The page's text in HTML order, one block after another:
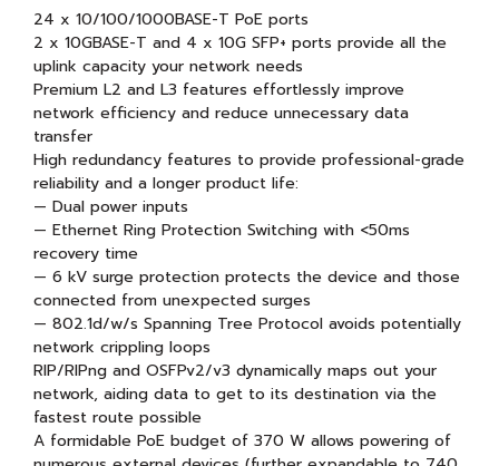
24 x 10/100/1000BASE-T PoE ports
2 x 10GBASE-T and 4 x 10G SFP+ ports provide all the
uplink capacity your network needs
Premium L2 and L3 features effortlessly improve
network efficiency and reduce unnecessary data
transfer
High redundancy features to provide professional-grade
reliability and a longer product life:
— Dual power inputs
— Ethernet Ring Protection Switching with <50ms
recovery time
— 6 kV surge protection protects the device and those
connected from unexpected surges
— 802.1d/w/s Spanning Tree Protocol avoids potentially
network crippling loops
RIP/RIPng and OSFPv2/v3 dynamically maps out your
network, aiding data to get to its destination via the
fastest route possible
A formidable PoE budget of 370 W allows powering of